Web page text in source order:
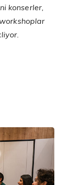
konserler,